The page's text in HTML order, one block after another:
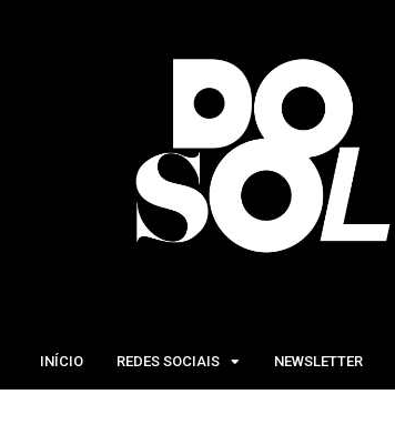
INÍCIO REDES SOCIAIS NEWSLETTER